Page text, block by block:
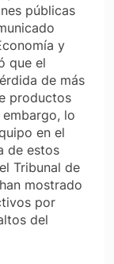
públicas
y
que el
de más
productos
lo
en el
de estos
Tribunal de
mostrado
por
del